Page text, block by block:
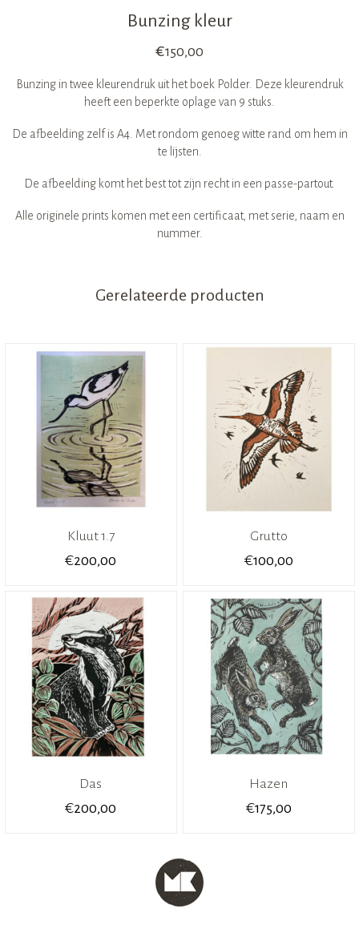
Bunzing kleur
€150,00
Bunzing in twee kleurendruk uit het boek Polder. Deze kleurendruk
heeft een beperkte oplage van 9 stuks.
De afbeelding zelf is A4. Met rondom genoeg witte rand om hem in
te lijsten.
De afbeelding komt het best tot zijn recht in een passe-partout.
Alle originele prints komen met een certificaat, met serie, naam en
nummer.
Gerelateerde producten
Kluut 1.7
€200,00
Grutto
€100,00
Das
€200,00
Hazen
€175,00